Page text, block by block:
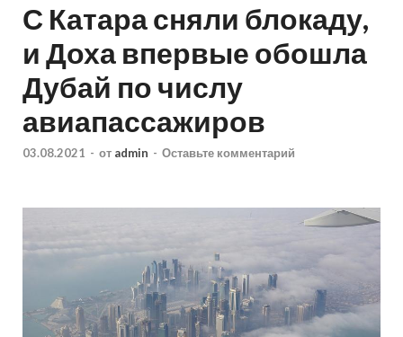
С Катара сняли блокаду,
и Доха впервые обошла
Дубай по числу
авиапассажиров
03.08.2021 - от admin - Оставьте комментарий